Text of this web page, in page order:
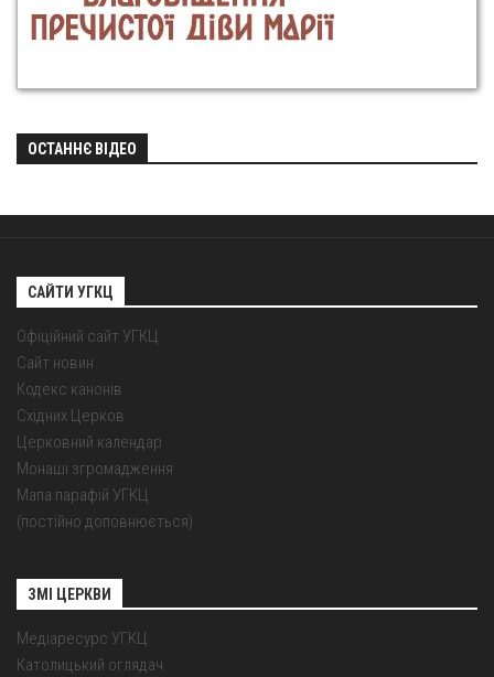
ОСТАННЄ ВІДЕО
САЙТИ УГКЦ
Офіційний сайт УГКЦ
Сайт новин
Кодекс канонів
Східних Церков
Церковний календар
Монаші згромадження
Мапа парафій УГКЦ
(постійно доповнюється)
ЗМІ ЦЕРКВИ
Медіаресурс УГКЦ
Католицький оглядач